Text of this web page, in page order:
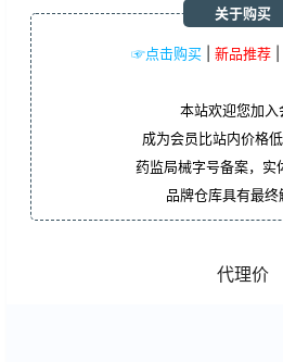
☞点击购买 新品推荐
关于购买
本站欢迎您加入
成为会员比站内价格
药监局械字号备案，实
品牌仓库具有最终
代理价